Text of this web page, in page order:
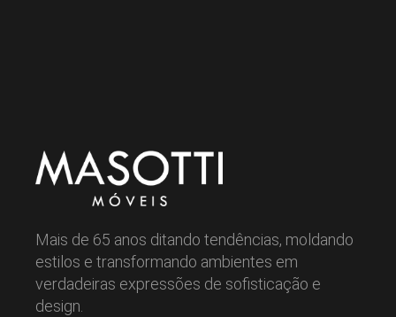
Mais de 65 anos ditando tendências, moldando
estilos e transformando ambientes em
verdadeiras expressões de sofisticação e
design.